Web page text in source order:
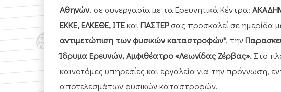
Αθηνών, σε συνεργασία με τα Ερευνητικά Κέντρα:
ΕΚΚΕ, ΕΛΚΕΘΕ, ΙΤΕκαι ΠΑΣΤΕΡσας προσκαλεί σε ημερίδα
αντιμετώπιση των φυσικών καταστροφών", την
Ίδρυμα Ερευνών, Αμφιθέατρο «Λεωνίδας Ζέρβας». Στο
καινοτόμες υπηρεσίες και εργαλεία για την πρόγνωση,
αποτελεσμάτων φυσικών καταστροφών.